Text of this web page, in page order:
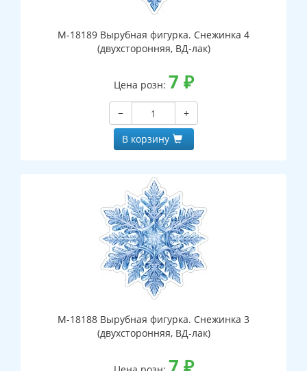
М-18189 Вырубная фигурка. Снежинка 4
(двухсторонняя, ВД-лак)
Цена розн: 7 ₽
−
+
В корзину
М-18188 Вырубная фигурка. Снежинка 3
(двухсторонняя, ВД-лак)